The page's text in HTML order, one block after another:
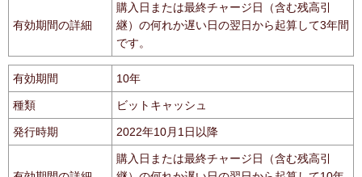
有効期間の詳細
購入日または最終チャージ日（含む残高引
継）の何れか遅い日の翌日から起算して3年間
です。
有効期間 10年
種類 ビットキャッシュ
発行時期 2022年10月1日以降
購入日または最終チャージ日（含む残高引